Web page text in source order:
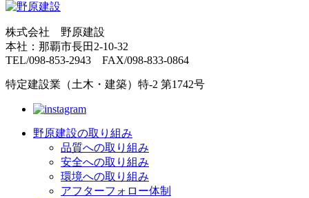
株式会社 野原建設
本社：那覇市長田2-10-32
TEL/098-853-2943 FAX/098-833-0864
特定建設業（土木・建築）特-2 第1742号
野原建設の取り組み
品質への取り組み
安全への取り組み
環境への取り組み
アフターフォロー体制